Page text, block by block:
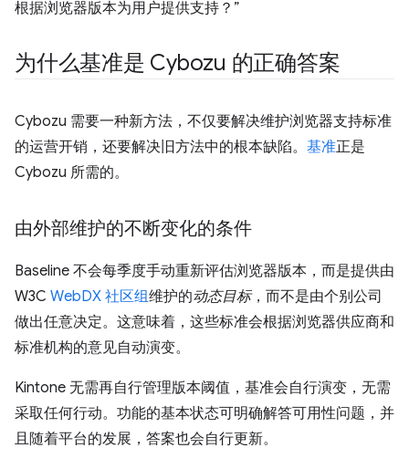
根据浏览器版本为用户提供支持？”
为什么基准是 Cybozu 的正确答案
Cybozu 需要一种新方法，不仅要解决维护浏览器支持标准
的运营开销，还要解决旧方法中的根本缺陷。 基准正是
Cybozu 所需的。
由外部维护的不断变化的条件
Baseline 不会每季度手动重新评估浏览器版本，而是提供由
W3C WebDX 社区组维护的动态目标，而不是由个别公司
做出任意决定。这意味着，这些标准会根据浏览器供应商和
标准机构的意见自动演变。
Kintone 无需再自行管理版本阈值，基准会自行演变，无需
采取任何行动。功能的基本状态可明确解答可用性问题，并
且随着平台的发展，答案也会自行更新。